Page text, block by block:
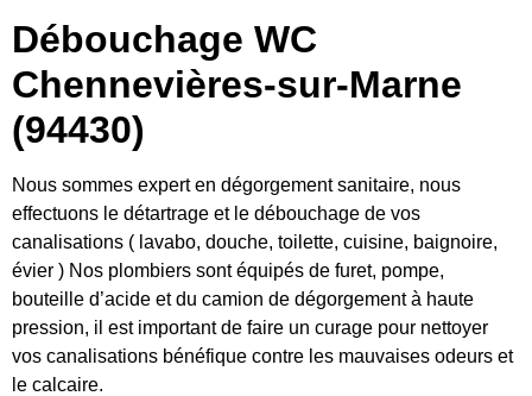
Débouchage WC
Chennevières-sur-Marne
(94430)
Nous sommes expert en dégorgement sanitaire, nous
effectuons le détartrage et le débouchage de vos
canalisations ( lavabo, douche, toilette, cuisine, baignoire,
évier ) Nos plombiers sont équipés de furet, pompe,
bouteille d’acide et du camion de dégorgement à haute
pression, il est important de faire un curage pour nettoyer
vos canalisations bénéfique contre les mauvaises odeurs et
le calcaire.